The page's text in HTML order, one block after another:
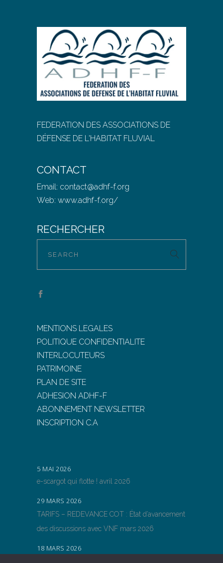
FEDERATION DES ASSOCIATIONS DE
DÉFENSE DE L'HABITAT FLUVIAL
CONTACT
Email: contact@adhf-f.org
Web: www.adhf-f.org/
RECHERCHER
MENTIONS LEGALES
POLITIQUE CONFIDENTIALITE
INTERLOCUTEURS
PATRIMOINE
PLAN DE SITE
ADHESION ADHF-F
ABONNEMENT NEWSLETTER
INSCRIPTION C.A
5 MAI 2026
e-scargot qui flotte ! avril 2026
29 MARS 2026
TARIFS – REDEVANCE COT : État d’avancement
des discussions avec VNF mars 2026
18 MARS 2026